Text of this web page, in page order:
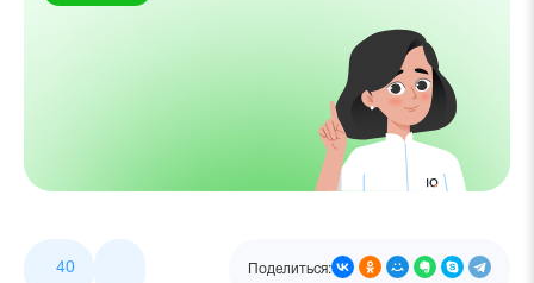
40 Поделиться: